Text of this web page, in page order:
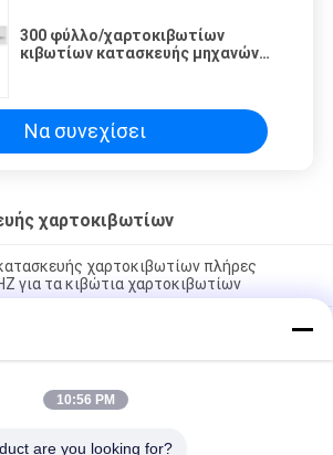
300 φύλλο/χαρτοκιβωτίων
κιβωτίων κατασκευής μηχανών
Να συνεχίσει
χαρτοκιβωτίων
χαρτοκιβωτίων πλήρες
για τα κιβώτια χαρτοκιβωτίων
κιβώτιο χαρτοκιβωτίων ελέγχων με
κάνει την αποταμίευση εργασίας
μηχανών κατασκευής χαρτοκιβωτίων
10:56 PM
are you looking for?